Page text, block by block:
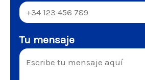
Tu mensaje